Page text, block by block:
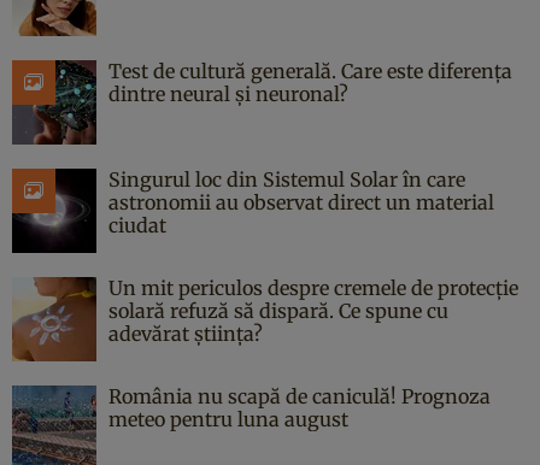
Test de cultură generală. Care este diferența
dintre neural și neuronal?
Singurul loc din Sistemul Solar în care
astronomii au observat direct un material
ciudat
Un mit periculos despre cremele de protecție
solară refuză să dispară. Ce spune cu
adevărat știința?
România nu scapă de caniculă! Prognoza
meteo pentru luna august